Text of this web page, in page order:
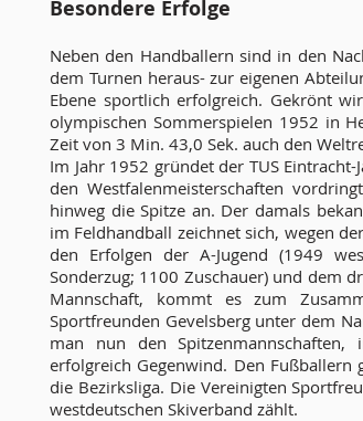
Besondere Erfolge
Neben den Handballern sind in den
dem Turnen heraus- zur eigenen
Ebene sportlich erfolgreich. Gekrönt
olympischen Sommerspielen 1952 in
Zeit von 3 Min. 43,0 Sek. auch den
Im Jahr 1952 gründet der TUS
den Westfalenmeisterschaften
hinweg die Spitze an. Der damals
im Feldhandball zeichnet sich, wegen
den Erfolgen der A-Jugend (1949
Sonderzug; 1100 Zuschauer) und dem
Mannschaft, kommt es zum
Sportfreunden Gevelsberg unter dem
man nun den
erfolgreich Gegenwind. Den
die Bezirksliga. Die Vereinigten
westdeutschen Skiverband zählt.